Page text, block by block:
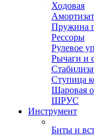
Ходовая
Пружина
Рессоры
Рулевое
Рычаги и
Ступица
Шаровая
ШРУС
Инструмент
Биты и